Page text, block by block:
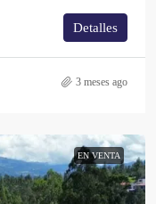
Detalles
3 meses ago
EN VENTA